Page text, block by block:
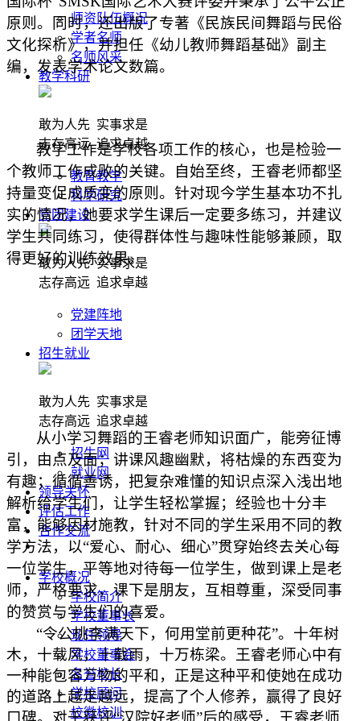
师资队伍概况
学者名师
名师风采
教学科研
敢为人先 实事求是
志存高远 追求卓越
教育教学
科学研究
党团建设
敢为人先 实事求是
志存高远 追求卓越
党建阵地
团学天地
招生就业
敢为人先 实事求是
志存高远 追求卓越
招生网
就业网
领导关怀
评估工作
合作交流
学校概况
学校简介
学校董事长
现任领导
学校董事会
名誉校长
学校顾问
校徽校训
原则。同时，还出版了专著《民族民间舞蹈与民俗
文化探析》，并担任《幼儿教师舞蹈基础》副主
编，发表学术论文数篇。
教学工作是学校各项工作的核心，也是检验一
个教师工作成败的关键。
自始至终， 王睿老师都坚
持量变促成质变的原则 。针对现今学生基本功不扎
实的情况，她要求学生课后一定要多练习， 并建议
学生共同练习 ， 使得群体性与趣味性能够兼顾，取
得更好的训练效果。
从小学习舞蹈的王睿老师知识面广，能旁征博
引，由点及面；讲课风趣幽默，将枯燥的东西变为
有趣；循循善诱，把复杂难懂的知识点深入浅出地
解析给学生们，让学生轻松掌握；经验也十分丰
富，能够因材施教，针对不同的学生采用不同的教
学方法，以“爱心、耐心、细心”贯穿始终去关心每
一位学生，平等地对待每一位学生，做到课上是老
师，严格要求，课下是朋友，互相尊重， 深受同事
的赞赏与学生们的喜爱。
“令公桃李满天下，何用堂前更种花”。十年树
木，十载风，十载雨，十万栋梁。王睿老师心中有
一种能包容万物的平和，正是这种平和使她在成功
的道路上越走越远，提高了个人修养，赢得了良好
口碑。对于获评“汉院好老师”后的感受，王睿老师